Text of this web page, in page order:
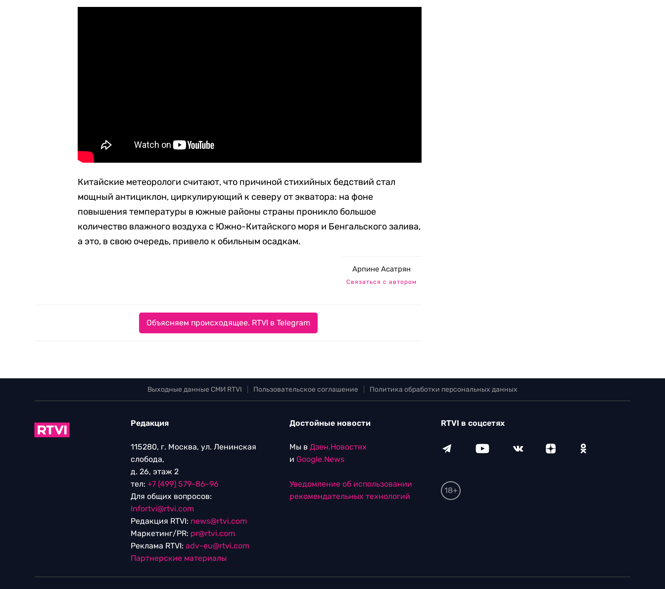
Китайские метеорологи считают, что причиной стихийных бедствий стал
мощный антициклон, циркулирующий к северу от экватора: на фоне
повышения температуры в южные районы страны проникло большое
количество влажного воздуха с Южно-Китайского моря и Бенгальского залива,
а это, в свою очередь, привело к обильным осадкам.
Арпине Асатрян
Связаться с автором
Объясняем происходящее. RTVI в Telegram
Выходные данные СМИ RTVI Пользовательское соглашение Политика обработки персональных данных
Редакция
115280, г. Москва, ул. Ленинская
слобода,
д. 26, этаж 2
тел: +7 (499) 579-86-96
Для общих вопросов:
Infortvi@rtvi.com
Редакция RTVI: news@rtvi.com
Маркетинг/PR: pr@rtvi.com
Реклама RTVI: adv-eu@rtvi.com
Партнерские материалы
Достойные новости
Мы в Дзен.Новостях
и Google.News
Уведомление об использовании
рекомендательных технологий
RTVI в соцсетях
18+